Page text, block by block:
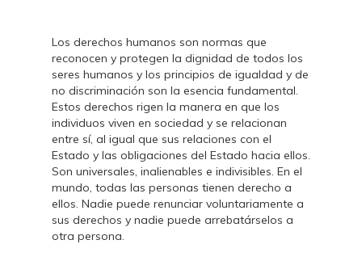
Los derechos humanos son normas que
reconocen y protegen la dignidad de todos los
seres humanos y los principios de igualdad y de
no discriminación son la esencia fundamental.
Estos derechos rigen la manera en que los
individuos viven en sociedad y se relacionan
entre sí, al igual que sus relaciones con el
Estado y las obligaciones del Estado hacia ellos.
Son universales, inalienables e indivisibles. En el
mundo, todas las personas tienen derecho a
ellos. Nadie puede renunciar voluntariamente a
sus derechos y nadie puede arrebatárselos a
otra persona.